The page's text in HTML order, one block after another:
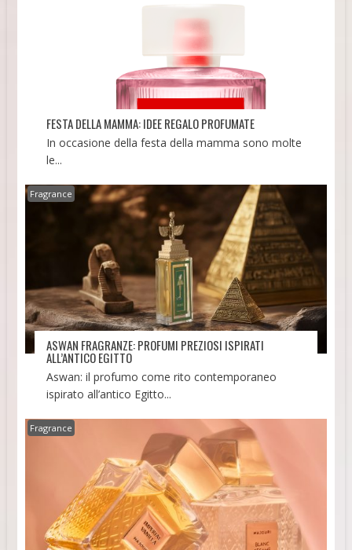
FESTA DELLA MAMMA: IDEE REGALO PROFUMATE
In occasione della festa della mamma sono molte
le...
Fragrance
ASWAN FRAGRANZE: PROFUMI PREZIOSI ISPIRATI
ALL’ANTICO EGITTO
Aswan: il profumo come rito contemporaneo
ispirato all’antico Egitto...
Fragrance